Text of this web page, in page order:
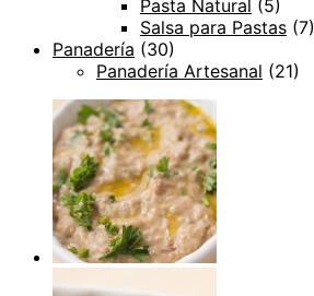
Pasta Natural (5)
Salsa para Pastas (7)
Panadería (30)
Panadería Artesanal (21)